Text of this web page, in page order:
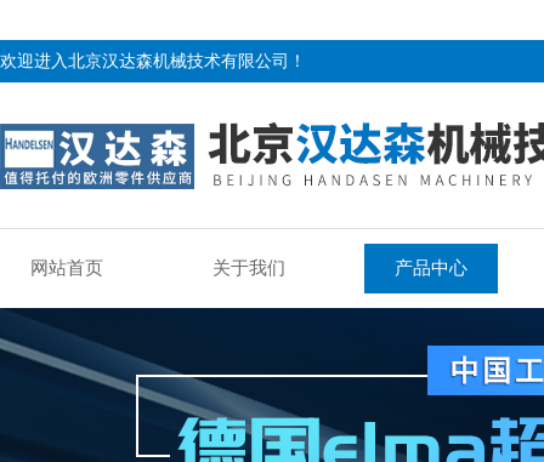
欢迎进入北京汉达森机械技术有限公司！
网站首页 关于我们 产品中心